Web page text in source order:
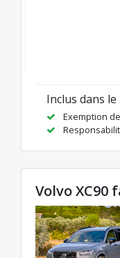
Inclus dans le
Exemption
Volvo XC90